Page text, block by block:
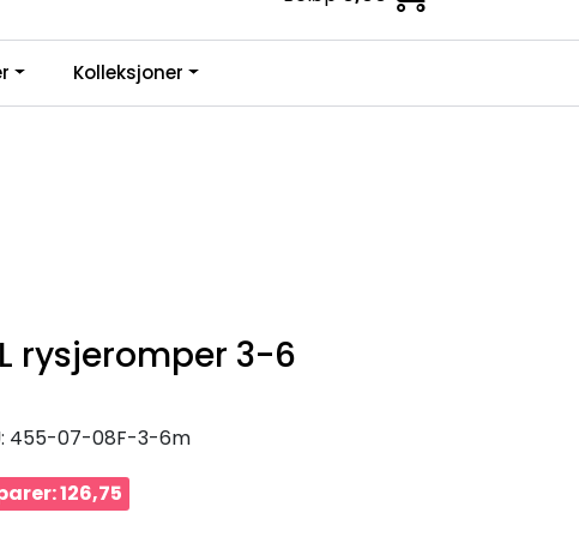
Infosenter
Kolleksjoner
rysjeromper 3-6
455-07-08F-3-6m
126,75